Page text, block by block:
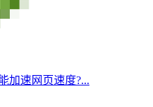
加速网页速度?...